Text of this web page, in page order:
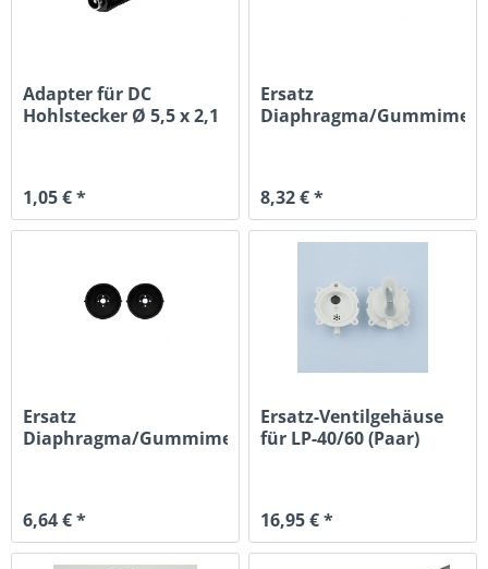
Adapter für DC
Hohlstecker Ø 5,5 x 2,1
1,05 € *
Ersatz
Diaphragma/
8,32 € *
Ersatz
Diaphragma/Gummimembran
6,64 € *
Ersatz-Ventilgehäuse
für LP-40/60 (Paar)
16,95 € *